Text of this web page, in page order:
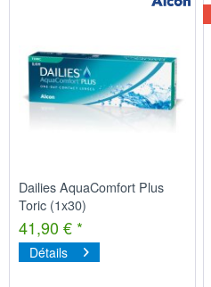
Dailies AquaComfort Plus
Toric (1x30)
41,90 € *
Détails